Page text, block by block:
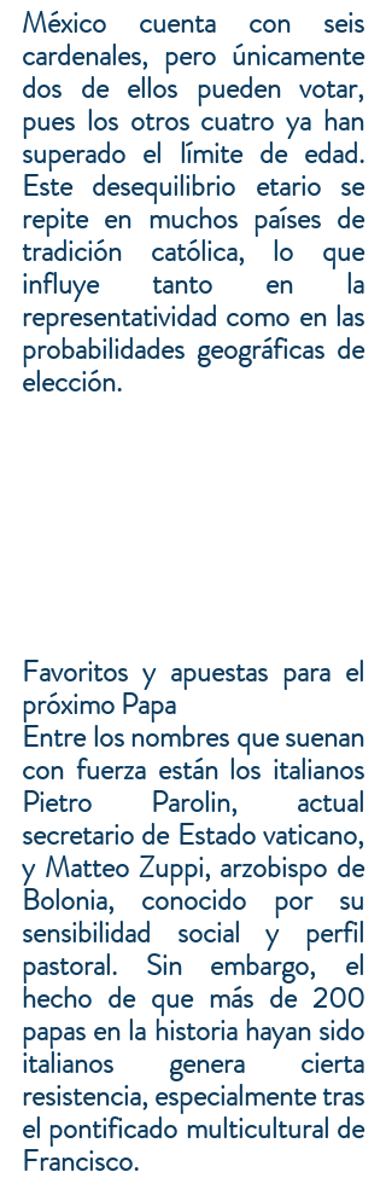
México cuenta con seis
cardenales, pero únicamente
dos de ellos pueden votar,
pues los otros cuatro ya han
superado el límite de edad.
Este desequilibrio etario se
repite en muchos países de
tradición católica, lo que
influye tanto en la
representatividad como en las
probabilidades geográficas de
elección.
Favoritos y apuestas para el
próximo Papa
Entre los nombres que suenan
con fuerza están los italianos
Pietro Parolin, actual
secretario de Estado vaticano,
y Matteo Zuppi, arzobispo de
Bolonia, conocido por su
sensibilidad social y perfil
pastoral. Sin embargo, el
hecho de que más de 200
papas en la historia hayan sido
italianos genera cierta
resistencia, especialmente tras
el pontificado multicultural de
Francisco.